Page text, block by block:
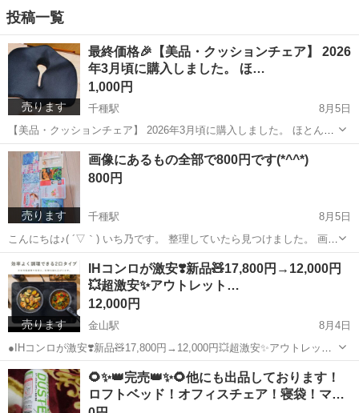
ださいね❤️🔵地球環境保護🌏️や、SDGsが好きで、ECOに関心が
投稿一覧
売ります
最終価格🎉【美品・クッションチェア】 2026
年3月頃に購入しました。 ほ…
1,000円
千種駅
8月5日
【美品・クッションチェア】 2026年3月頃に購入しました。 ほとんど
使用していないため、お譲りいたします🌸 通気性の良いメッシュ生地
で、これからの季節にも使いやすいかと思います😊 サイズ ・縦 約...
愛知 名古屋市 千種駅 椅子
売ります
画像にあるもの全部で800円です(*^^*)
800円
千種駅
8月5日
こんにちは♪( ´▽｀) いち乃です。 整理していたら見つけました。 画像
にあるもの全部で800円です(*^^*) 入浴剤やフェイシャルマスクなど
色々です。 全て未開封ですが、保管品なので、神経...
愛知 名古屋市 インテリア雑貨/小物
売ります
IHコンロが激安❣️新品🧸17,800円→12,000円
💥超激安✨アウトレット…
12,000円
金山駅
8月4日
●IHコンロが激安❣️新品🧸17,800円→12,000円💥超激安✨アウトレット
価格【新品未使用で箱アリ】楽天市場さま⭐定価17,800円⭐のところ
⭐12,000円でお譲りいたします♪引っ越してしまい、一度も使っており
ません...
愛知 名古屋市 金山駅 キッチン家電 コンロ
🌻✨👑完売👑✨🌻他にも出品しております！
ロフトベッド！オフィスチェア！寝袋！マ…